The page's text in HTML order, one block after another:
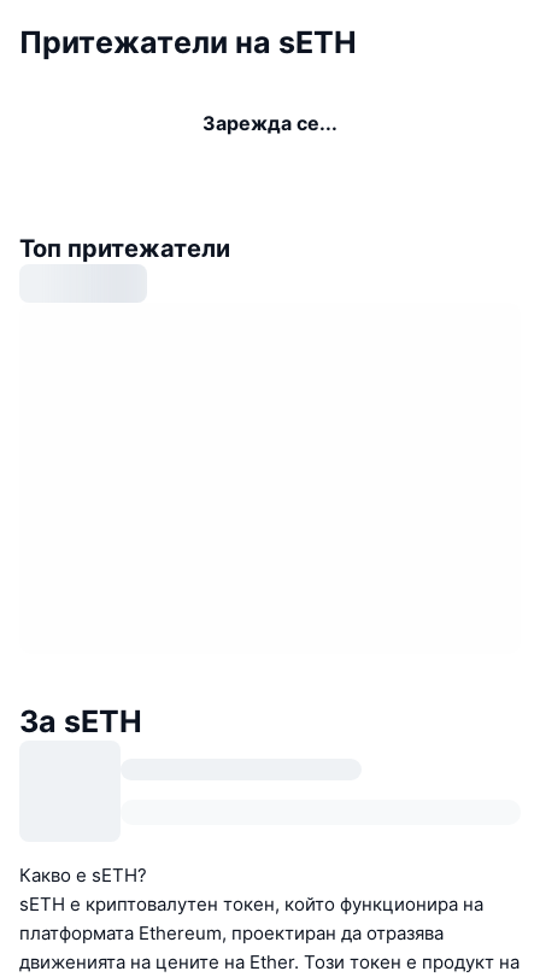
Притежатели на sETH
Зарежда се...
Топ притежатели
За sETH
Какво е sETH?
sETH е криптовалутен токен, който функционира на
платформата Ethereum, проектиран да отразява
движенията на цените на Ether. Този токен е продукт на